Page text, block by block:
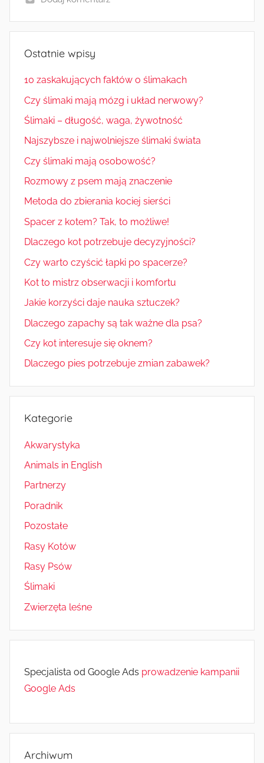
Ostatnie wpisy
10 zaskakujących faktów o ślimakach
Czy ślimaki mają mózg i układ nerwowy?
Ślimaki – długość, waga, żywotność
Najszybsze i najwolniejsze ślimaki świata
Czy ślimaki mają osobowość?
Rozmowy z psem mają znaczenie
Metoda do zbierania kociej sierści
Spacer z kotem? Tak, to możliwe!
Dlaczego kot potrzebuje decyzyjności?
Czy warto czyścić łapki po spacerze?
Kot to mistrz obserwacji i komfortu
Jakie korzyści daje nauka sztuczek?
Dlaczego zapachy są tak ważne dla psa?
Czy kot interesuje się oknem?
Dlaczego pies potrzebuje zmian zabawek?
Kategorie
Akwarystyka
Animals in English
Partnerzy
Poradnik
Pozostałe
Rasy Kotów
Rasy Psów
Ślimaki
Zwierzęta leśne
Specjalista od Google Ads prowadzenie kampanii
Google Ads
Archiwum